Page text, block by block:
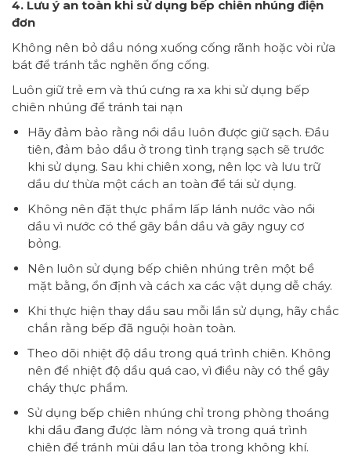
4. Lưu ý an toàn khi sử dụng bếp chiên nhúng điện
đơn
Không nên bỏ dầu nóng xuống cống rãnh hoặc vòi rửa
bát để tránh tắc nghẽn ống cống.
Luôn giữ trẻ em và thú cưng ra xa khi sử dụng bếp
chiên nhúng để tránh tai nạn
Hãy đảm bảo rằng nồi dầu luôn được giữ sạch. Đầu
tiên, đảm bảo dầu ở trong tình trạng sạch sẽ trước
khi sử dụng. Sau khi chiên xong, nên lọc và lưu trữ
dầu dư thừa một cách an toàn để tái sử dụng.
Không nên đặt thực phẩm lấp lánh nước vào nồi
dầu vì nước có thể gây bắn dầu và gây nguy cơ
bỏng.
Nên luôn sử dụng bếp chiên nhúng trên một bề
mặt bằng, ổn định và cách xa các vật dụng dễ cháy.
Khi thực hiện thay dầu sau mỗi lần sử dụng, hãy chắc
chắn rằng bếp đã nguội hoàn toàn.
Theo dõi nhiệt độ dầu trong quá trình chiên. Không
nên để nhiệt độ dầu quá cao, vì điều này có thể gây
cháy thực phẩm.
Sử dụng bếp chiên nhúng chỉ trong phòng thoáng
khi dầu đang được làm nóng và trong quá trình
chiên để tránh mùi dầu lan tỏa trong không khí.